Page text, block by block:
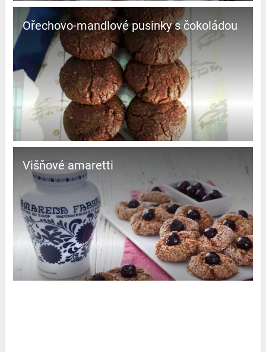
Ořechovo-mandlové pusinky s čokoládou
Višňové amaretti